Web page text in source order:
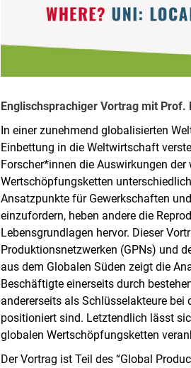
Englischsprachiger Vortrag mit
In einer zunehmend globalisierten
Einbettung in die Weltwirtschaft
Forscher*innen die Auswirkungen
Wertschöpfungsketten
Ansatzpunkte für Gewerkschaften
einzufordern, heben andere die
Lebensgrundlagen hervor. Dieser
Produktionsnetzwerken (GPNs) und
aus dem Globalen Süden zeigt die
Beschäftigte einerseits durch
andererseits als Schlüsselakteure
positioniert sind. Letztendlich lässt
globalen Wertschöpfungsketten
Der Vortrag ist Teil des “Global